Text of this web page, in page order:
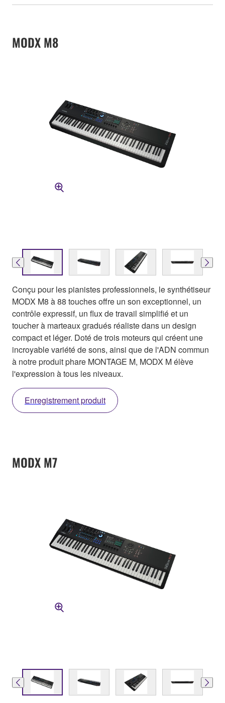
MODX M8
Conçu pour les pianistes professionnels, le synthétiseur
MODX M8 à 88 touches offre un son exceptionnel, un
contrôle expressif, un flux de travail simplifié et un
toucher à marteaux gradués réaliste dans un design
compact et léger. Doté de trois moteurs qui créent une
incroyable variété de sons, ainsi que de l'ADN commun
à notre produit phare MONTAGE M, MODX M élève
l'expression à tous les niveaux.
Enregistrement produit
MODX M7